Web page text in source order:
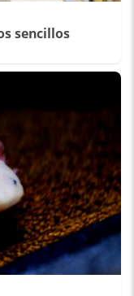
sencillos